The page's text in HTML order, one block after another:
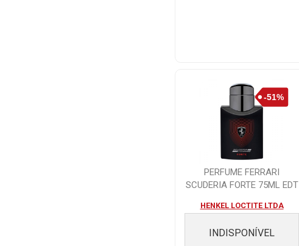
PERFUME FERRARI
SCUDERIA FORTE 75ML EDT
HENKEL LOCTITE LTDA
INDISPONÍVEL